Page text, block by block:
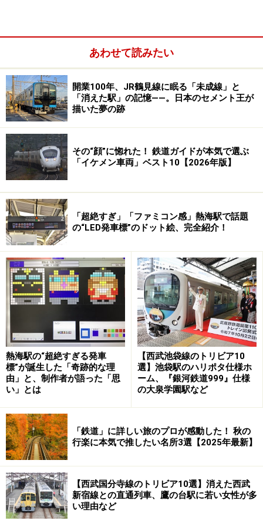
球磨川の流れが車窓からたっぷり眺められる
大きく左にカーヴすると、すぐに右手には球磨川が寄り
添ってくる。日本三大急流のひとつに数えられる有名な
川だ。坂本に停車したあと、しばらく球磨川に沿って走
り、鎌瀬を通過すると列車は球磨川を初めて渡る。赤い
トラスの鉄骨で覆われた鉄橋は由緒ある文化財でもあ
り、その美しい橋を渡るＳＬ列車は正に絵になる光景
だ。多くのカメラマンが集まる撮影名所でもある。ハチ
ロク特有の甲高い汽笛をこだまさせながら川を渡り、今
度は、列車は左手に球磨川を見ながら走る。
SLの後ろの展望室からは機関車の表情が絶えず伝わってくる
3両編成の専用客車は、「あそBOY」時代からハチロクの
パートナーであった50系客車を再改装した車両だ。九州
の各列車のデザインで有名になった水戸岡鋭治氏の手に
なるもので、ユニークな遊び心満載の楽しくもシックな
装いとなっている。
列車の最後尾の展望室からは流れ行く車窓が楽しめる
先頭と最後尾にはガラス張りの展望席がある。SLのすぐ
後ろに連結される場合は、機関車の後姿をじっくり観察
あわせて読みたい
開業100年、JR鶴見線に眠る「未成線」と
「消えた駅」の記憶――。日本のセメント王が
描いた夢の跡
その“顔”に惚れた！ 鉄道ガイドが本気で選ぶ
「イケメン車両」ベスト10【2026年版】
「超絶すぎ」「ファミコン感」熱海駅で話題
の“LED発車標”のドット絵、完全紹介！
熱海駅の“超絶すぎる発車
標”が誕生した「奇跡的な理
由」と、制作者が語った「思
い」とは
【西武池袋線のトリビア10
選】池袋駅のハリポタ仕様ホ
ーム、『銀河鉄道999』仕様
の大泉学園駅など
「鉄道」に詳しい旅のプロが感動した！ 秋の
行楽に本気で推したい名所3選【2025年最新】
【西武国分寺線のトリビア10選】消えた西武
新宿線との直通列車、鷹の台駅に若い女性が多
い理由など